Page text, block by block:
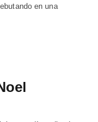
en una